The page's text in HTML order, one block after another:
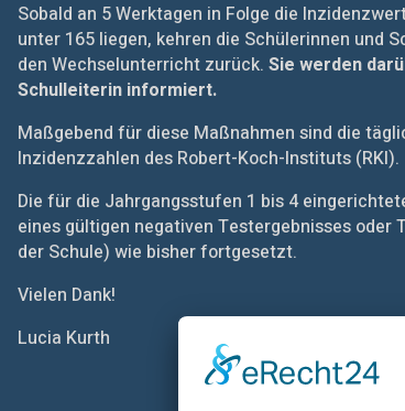
Sobald an 5 Werktagen in Folge die
unter 165 liegen, kehren die Schülerinnen und
den Wechselunterricht zurück. Sie werden
Schulleiterin informiert.
Maßgebend für diese Maßnahmen sind die
Inzidenzzahlen des Robert-Koch-Instituts (RKI).
Die für die Jahrgangsstufen 1 bis 4
eines gültigen negativen Testergebnisses oder
der Schule) wie bisher fortgesetzt.
Vielen Dank!
Lucia Kurth